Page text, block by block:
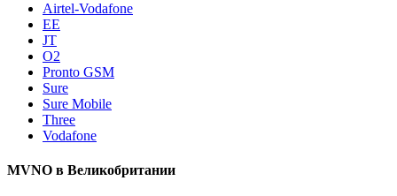
Airtel-Vodafone
EE
JT
O2
Pronto GSM
Sure
Sure Mobile
Three
Vodafone
MVNO в Великобритании